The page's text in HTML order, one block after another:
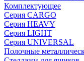
Комплектующее
Серия CARGO
Серия HEAVY
Серия LIGHT
Серия UNIVERSAL
Полочные